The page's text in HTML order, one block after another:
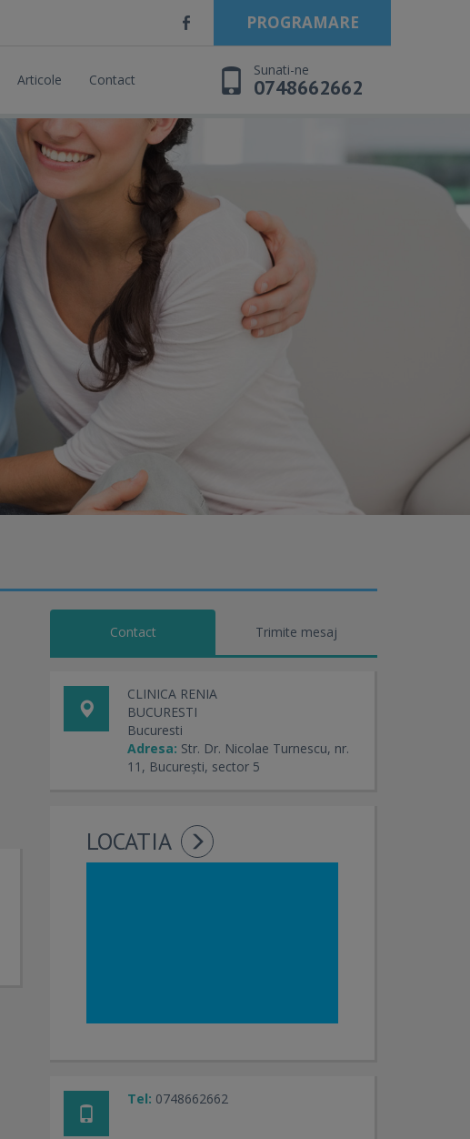
PROGRAMARE
Articole Contact
Sunati-ne
0748662662
Contact Trimite mesaj
CLINICA RENIA
BUCURESTI
Bucuresti
Adresa: Str. Dr. Nicolae Turnescu, nr.
11, București, sector 5
LOCATIA
Tel: 0748662662